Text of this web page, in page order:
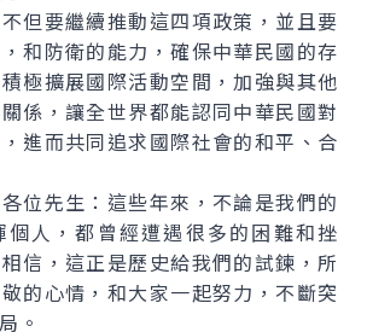
要繼續推動這四項政策，並且要
和防衛的能力，確保中華民國的存
極擴展國際活動空間，加強與其他
係，讓全世界都能認同中華民國對
進而共同追求國際社會的和平、合
先生：這些年來，不論是我們的
個人，都曾經遭遇很多的困難和挫
信，這正是歷史給我們的試鍊，所
的心情，和大家一起努力，不斷突
。